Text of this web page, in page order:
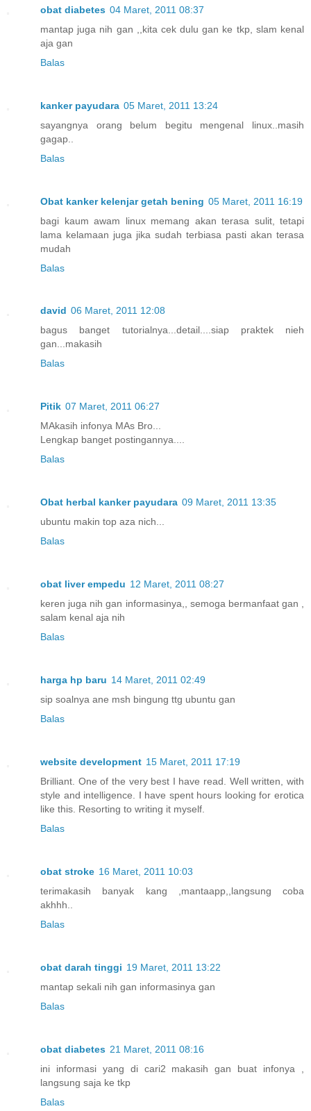
obat diabetes 04 Maret, 2011 08:37
mantap juga nih gan ,,kita cek dulu gan ke tkp, slam kenal
aja gan
Balas
kanker payudara 05 Maret, 2011 13:24
sayangnya orang belum begitu mengenal linux..masih
gagap..
Balas
Obat kanker kelenjar getah bening 05 Maret, 2011 16:19
bagi kaum awam linux memang akan terasa sulit, tetapi
lama kelamaan juga jika sudah terbiasa pasti akan terasa
mudah
Balas
david 06 Maret, 2011 12:08
bagus banget tutorialnya...detail....siap praktek nieh
gan...makasih
Balas
Pitik 07 Maret, 2011 06:27
MAkasih infonya MAs Bro...
Lengkap banget postingannya....
Balas
Obat herbal kanker payudara 09 Maret, 2011 13:35
ubuntu makin top aza nich...
Balas
obat liver empedu 12 Maret, 2011 08:27
keren juga nih gan informasinya,, semoga bermanfaat gan ,
salam kenal aja nih
Balas
harga hp baru 14 Maret, 2011 02:49
sip soalnya ane msh bingung ttg ubuntu gan
Balas
website development 15 Maret, 2011 17:19
Brilliant. One of the very best I have read. Well written, with
style and intelligence. I have spent hours looking for erotica
like this. Resorting to writing it myself.
Balas
obat stroke 16 Maret, 2011 10:03
terimakasih banyak kang ,mantaapp,,langsung coba
akhhh..
Balas
obat darah tinggi 19 Maret, 2011 13:22
mantap sekali nih gan informasinya gan
Balas
obat diabetes 21 Maret, 2011 08:16
ini informasi yang di cari2 makasih gan buat infonya ,
langsung saja ke tkp
Balas